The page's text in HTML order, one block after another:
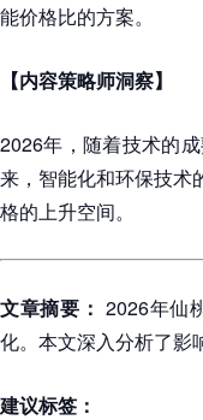
能价格比的方案。
【内容策略师洞察】
2026年，随着技术的
来，智能化和环保技术
格的上升空间。
文章摘要： 2026年仙
化。本文深入分析了影
建议标签：